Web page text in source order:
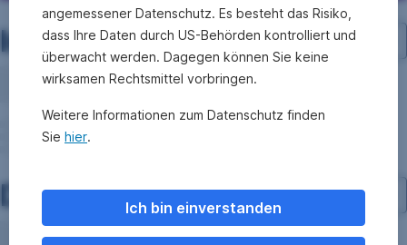
Investment-Struktur
Dokumente
angemessener Datenschutz. Es besteht das Risiko,
dass Ihre Daten durch US-Behörden kontrolliert und
überwacht werden. Dagegen können Sie keine
wirksamen Rechtsmittel vorbringen.
Weitere Informationen zum Datenschutz finden
Sie hier.
Ich bin einverstanden